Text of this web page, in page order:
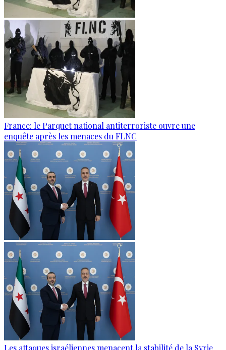
France: le Parquet national antiterroriste ouvre une
enquête après les menaces du FLNC
Les attaques israéliennes menacent la stabilité de la Syrie,